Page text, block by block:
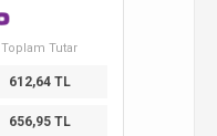
Toplam Tutar
612,64 TL
656,95 TL